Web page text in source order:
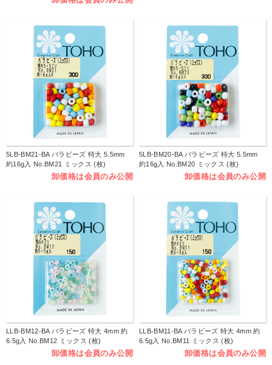
5LB-BM21-BA バラビーズ 特大 5.5mm
約16g入 No.BM21 ミックス (枚)
卸価格は会員のみ公開
5LB-BM20-BA バラビーズ 特大 5.5mm
約16g入 No.BM20 ミックス (枚)
卸価格は会員のみ公開
LLB-BM12-BA バラビーズ 特大 4mm 約
6.5g入 No.BM12 ミックス (枚)
卸価格は会員のみ公開
LLB-BM11-BA バラビーズ 特大 4mm 約
6.5g入 No.BM11 ミックス (枚)
卸価格は会員のみ公開